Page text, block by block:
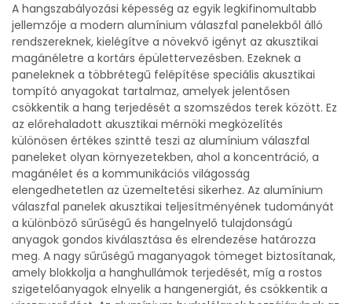
A hangszabályozási képesség az egyik legkifinomultabb
jellemzője a modern alumínium válaszfal panelekből álló
rendszereknek, kielégítve a növekvő igényt az akusztikai
magánéletre a kortárs épülettervezésben. Ezeknek a
paneleknek a többrétegű felépítése speciális akusztikai
tompító anyagokat tartalmaz, amelyek jelentősen
csökkentik a hang terjedését a szomszédos terek között. Ez
az előrehaladott akusztikai mérnöki megközelítés
különösen értékes szintté teszi az alumínium válaszfal
paneleket olyan környezetekben, ahol a koncentráció, a
magánélet és a kommunikációs világosság
elengedhetetlen az üzemeltetési sikerhez. Az alumínium
válaszfal panelek akusztikai teljesítményének tudományát
a különböző sűrűségű és hangelnyelő tulajdonságú
anyagok gondos kiválasztása és elrendezése határozza
meg. A nagy sűrűségű maganyagok tömeget biztosítanak,
amely blokkolja a hanghullámok terjedését, míg a rostos
szigetelőanyagok elnyelik a hangenergiát, és csökkentik a